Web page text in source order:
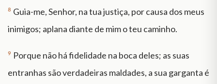
8 Guia-me, Senhor, na tua justiça, por causa dos meus
inimigos; aplana diante de mim o teu caminho.
9 Porque não há fidelidade na boca deles; as suas
entranhas são verdadeiras maldades, a sua garganta é